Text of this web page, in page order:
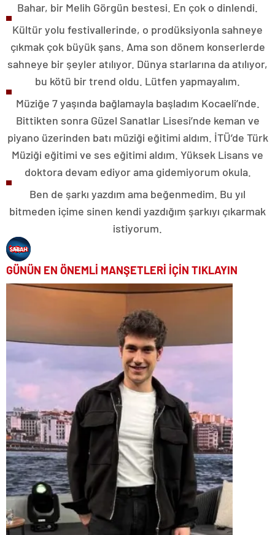
Bahar, bir Melih Görgün bestesi. En çok o dinlendi.
Kültür yolu festivallerinde, o prodüksiyonla sahneye
çıkmak çok büyük şans. Ama son dönem konserlerde
sahneye bir şeyler atılıyor. Dünya starlarına da atılıyor,
bu kötü bir trend oldu. Lütfen yapmayalım.
Müziğe 7 yaşında bağlamayla başladım Kocaeli’nde.
Bittikten sonra Güzel Sanatlar Lisesi’nde keman ve
piyano üzerinden batı müziği eğitimi aldım. İTÜ’de Türk
Müziği eğitimi ve ses eğitimi aldım. Yüksek Lisans ve
doktora devam ediyor ama gidemiyorum okula.
Ben de şarkı yazdım ama beğenmedim. Bu yıl
bitmeden içime sinen kendi yazdığım şarkıyı çıkarmak
istiyorum.
GÜNÜN EN ÖNEMLİ MANŞETLERİ İÇİN TIKLAYIN